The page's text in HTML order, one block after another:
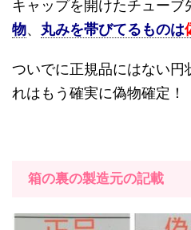
キャップを開けたチューブ
物、 丸みを帯びてるものは
ついでに正規品にはない円
れはもう確実に偽物確定！
箱の裏の製造元の記載